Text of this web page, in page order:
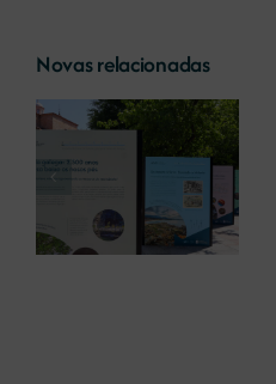
Novas relacionadas
A COMG reúne a
dous líderes
empresarias con
motivo do seu
Centenario para
debater sobre o